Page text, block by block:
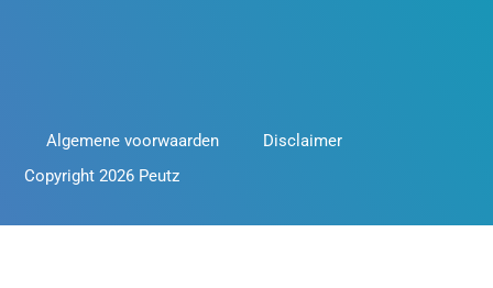
Algemene voorwaarden
Disclaimer
Copyright 2026 Peutz